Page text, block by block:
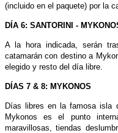
(incluido en el paquete) por la
DÍA 6: SANTORINI -
A la hora indicada, serán
catamarán con destino a
elegido y resto del día libre.
DÍAS 7 & 8: MYKONOS
Días libres en la famosa isla
Mykonos es el punto
maravillosas, tiendas